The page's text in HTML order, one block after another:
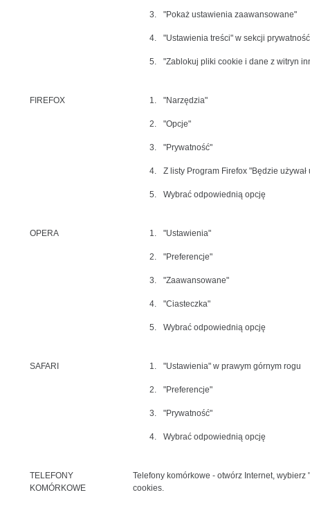
3. "Pokaż ustawienia zaawansowane"
4. "Ustawienia treści" w sekcji prywatność
5. "Zablokuj pliki cookie i dane z witryn
FIREFOX 1. "Narzędzia"
2. "Opcje"
3. "Prywatność"
4. Z listy Program Firefox "Będzie
5. Wybrać odpowiednią opcję
OPERA 1. "Ustawienia"
2. "Preferencje"
3. "Zaawansowane"
4. "Ciasteczka"
5. Wybrać odpowiednią opcję
SAFARI 1. "Ustawienia" w prawym górnym rogu
2. "Preferencje"
3. "Prywatność"
4. Wybrać odpowiednią opcję
TELEFONY
KOMÓRKOWE
Telefony komórkowe - otwórz Internet,
cookies.